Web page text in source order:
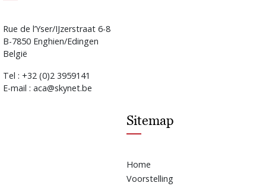
Rue de l’Yser/IJzerstraat 6-8
B-7850 Enghien/Edingen
België
Tel : +32 (0)2 3959141
E-mail : aca@skynet.be
Sitemap
Home
Voorstelling